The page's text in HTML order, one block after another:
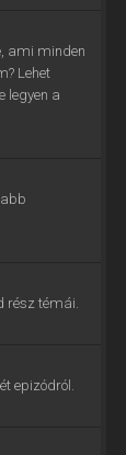
ami minden
Lehet
legyen a
rész témái.
epizódról.